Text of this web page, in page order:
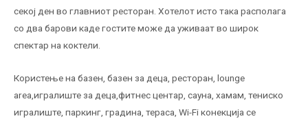
секој ден во главниот ресторан. Хотелот исто така располага
со два барови каде гостите може да уживаат во широк
спектар на коктели.
Користење на базен, базен за деца, ресторан, lounge
area,игралиште за деца,фитнес центар, сауна, хамам, тениско
игралиште, паркинг, градина, тераса, Wi-Fi конекција се